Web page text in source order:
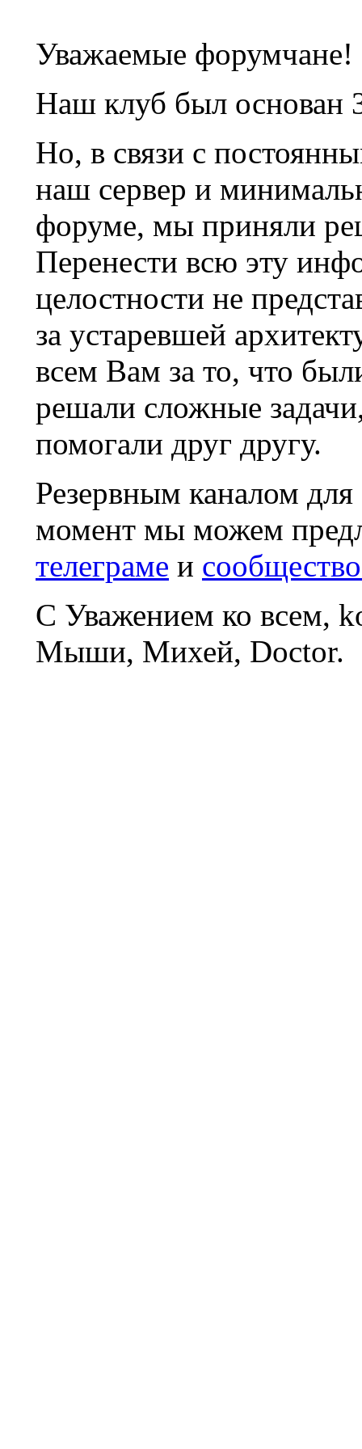
Уважаемые форумчане!
Наш клуб был основан
Но, в связи с
наш сервер и
форуме, мы приняли
Перенести всю эту
целостности не
за устаревшей
всем Вам за то, что
решали сложные
помогали друг другу.
Резервным каналом
момент мы можем
телеграме и
С Уважением ко всем,
Мыши, Михей, Doctor.